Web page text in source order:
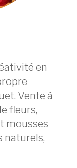
en
Vente à
fleurs,
mousses
naturels,